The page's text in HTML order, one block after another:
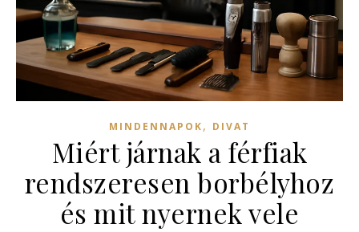
MINDENNAPOK, DIVAT
Miért járnak a férfiak
rendszeresen borbélyhoz
és mit nyernek vele